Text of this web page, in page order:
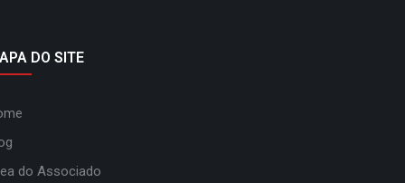
DO SITE
do Associado